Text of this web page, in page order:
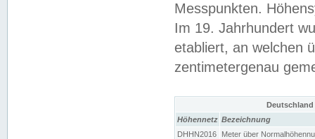
Messpunkten.
Im 19. Jahrhundert
etabliert, an welchen
zentimetergenau
Höhennetz Bezeichnung
DHHN2016
Meter über